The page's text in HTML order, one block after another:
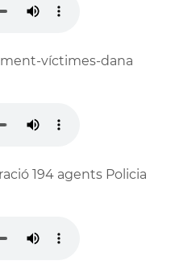
víctimes-dana
194 agents Policia